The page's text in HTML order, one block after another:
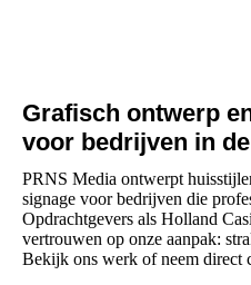
Grafisch ontwerp
voor bedrijven in
PRNS Media ontwerpt
signage voor bedrijven die
Opdrachtgevers als Holland
vertrouwen op onze aanpak:
Bekijk ons werk of neem direct